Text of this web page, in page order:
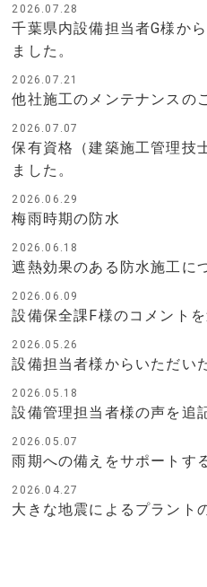
2026.07.28
千葉県内設備担当者G様か
ました。
2026.07.21
他社施工のメンテナンスの
2026.07.07
保有資格（建築施工管理技
ました。
2026.06.29
梅雨時期の防水
2026.06.18
遮熱効果のある防水施工に
2026.06.09
設備保全課F様のコメント
2026.05.26
設備担当者様からいただい
2026.05.18
設備管理担当者様の声を追
2026.05.07
雨期への備えをサポートす
2026.04.27
大きな地震によるプラント